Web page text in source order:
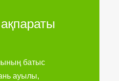
батыс
ауылы,